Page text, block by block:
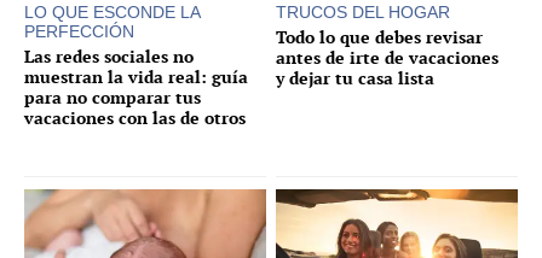
LO QUE ESCONDE LA
PERFECCIÓN
Las redes sociales no
muestran la vida real: guía
para no comparar tus
vacaciones con las de otros
TRUCOS DEL HOGAR
Todo lo que debes revisar
antes de irte de vacaciones
y dejar tu casa lista